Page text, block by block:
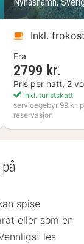
Boda Art Hotel
Inkl.
Fra
2799 kr.
Pris per natt, 2
inkl. turistskatt
servicegebyr 99 kr.
reservasjon
spise
eller som en
les